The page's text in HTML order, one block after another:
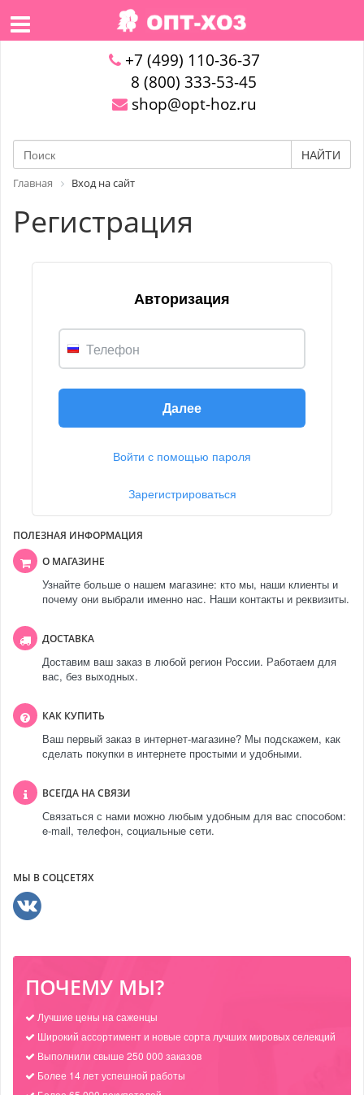
+7 (499) 110-36-37
8 (800) 333-53-45
shop@opt-hoz.ru
НАЙТИ
Главная Вход на сайт
Регистрация
Авторизация
Телефон
Далее
Войти с помощью пароля
Зарегистрироваться
ПОЛЕЗНАЯ ИНФОРМАЦИЯ
О МАГАЗИНЕ
Узнайте больше о нашем магазине: кто мы, наши клиенты и
почему они выбрали именно нас. Наши контакты и реквизиты.
ДОСТАВКА
Доставим ваш заказ в любой регион России. Работаем для
вас, без выходных.
КАК КУПИТЬ
Ваш первый заказ в интернет-магазине? Мы подскажем, как
сделать покупки в интернете простыми и удобными.
ВСЕГДА НА СВЯЗИ
Связаться с нами можно любым удобным для вас способом:
e-mail, телефон, социальные сети.
МЫ В СОЦСЕТЯХ
ПОЧЕМУ МЫ?
Лучшие цены на саженцы
Широкий ассортимент и новые сорта лучших мировых селекций
Выполнили свыше 250 000 заказов
Более 14 лет успешной работы